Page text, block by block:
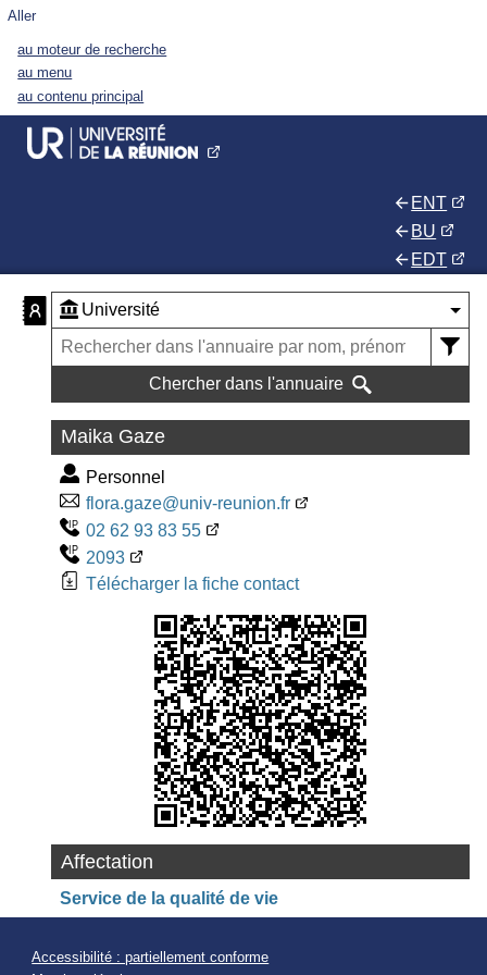
Aller
au moteur de recherche
au menu
au contenu principal
ENT
BU
EDT
Chercher dans l'annuaire
Maika Gaze
Personnel
flora.gaze@univ-reunion.fr
02 62 93 83 55
2093
Télécharger la fiche contact
Affectation
Service de la qualité de vie
Accessibilité : partiellement conforme